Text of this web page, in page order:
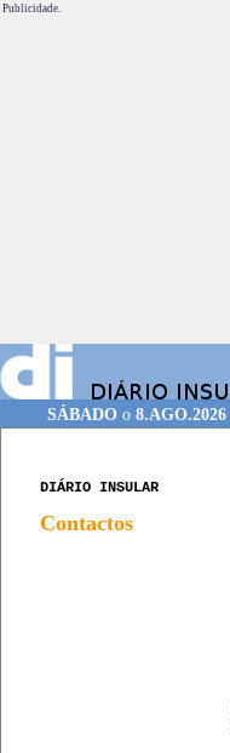
Publicidade.
SÁBADOo 8.AGO.2026
DIÁRIO INSULAR
Contactos